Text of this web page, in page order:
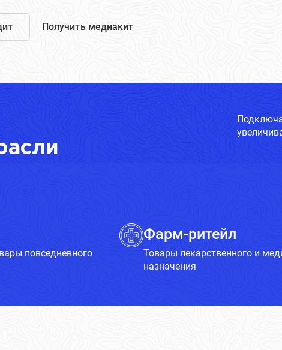
Получить медиакит
повседневного
Фарм-ритейл
Товары лекарственного и
назначения